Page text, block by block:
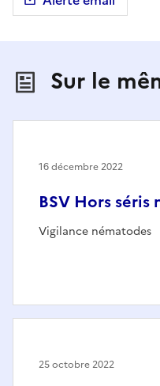
Sur le
BSV Hors séris
Vigilance nématodes
16 décembre 2022
25 octobre 2022